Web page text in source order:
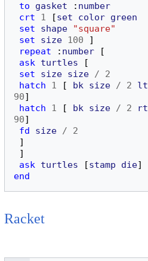
to gasket : number
crt
1 [set color green
set
shape
"square"
set
size 100
]
repeat
: number
[
ask turtles
[
set
size size /
2
hatch
1 [ bk size / 2 lt
90]
hatch
1 [ bk size / 2 rt
90]
fd
size /
2
]
]
ask turtles [stamp die]
end
Racket